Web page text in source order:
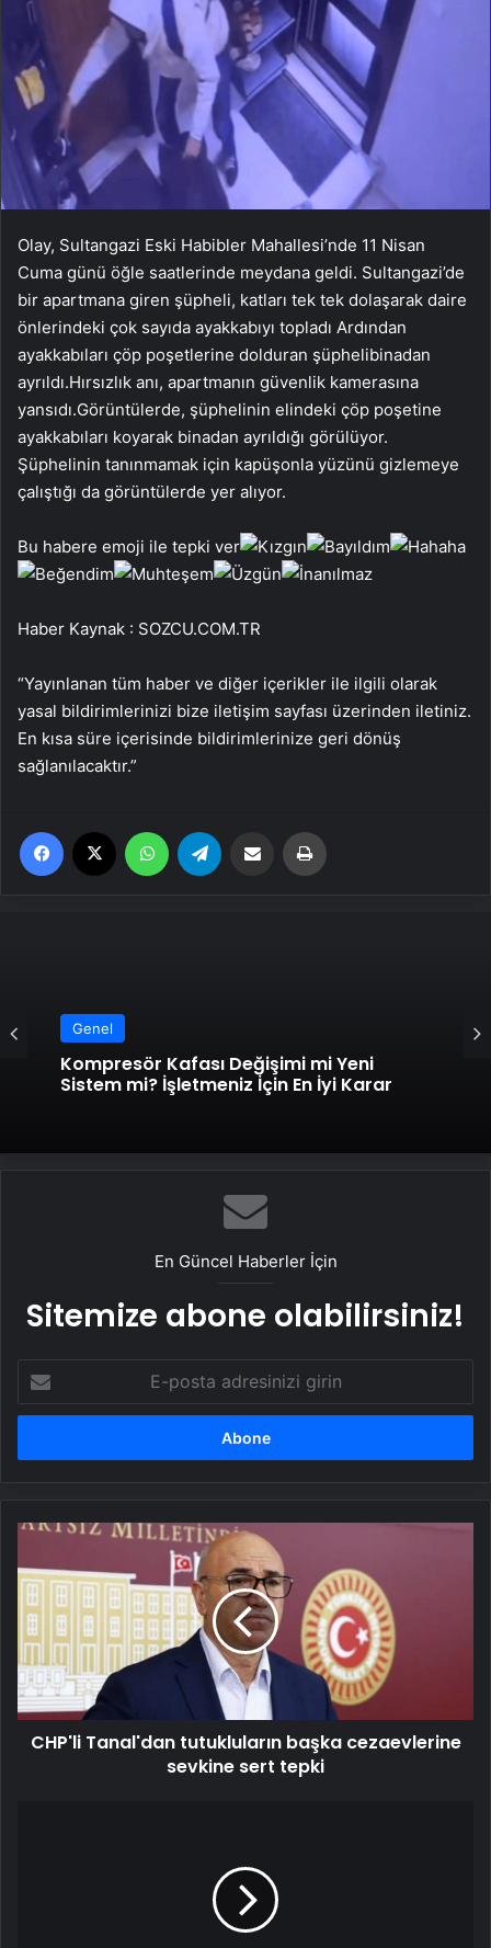
Olay, Sultangazi Eski Habibler Mahallesi’nde 11 Nisan
Cuma günü öğle saatlerinde meydana geldi. Sultangazi’de
bir apartmana giren şüpheli, katları tek tek dolaşarak daire
önlerindeki çok sayıda ayakkabıyı topladı Ardından
ayakkabıları çöp poşetlerine dolduran şüphelibinadan
ayrıldı.Hırsızlık anı, apartmanın güvenlik kamerasına
yansıdı.Görüntülerde, şüphelinin elindeki çöp poşetine
ayakkabıları koyarak binadan ayrıldığı görülüyor.
Şüphelinin tanınmamak için kapüşonla yüzünü gizlemeye
çalıştığı da görüntülerde yer alıyor.
Bu habere emoji ile tepki ver
Haber Kaynak : SOZCU.COM.TR
“Yayınlanan tüm haber ve diğer içerikler ile ilgili olarak
yasal bildirimlerinizi bize iletişim sayfası üzerinden iletiniz.
En kısa süre içerisinde bildirimlerinize geri dönüş
sağlanılacaktır.”
Facebook WhatsApp Email'den paylaş
Genel
Kompresör Kafası Değişimi mi Yeni
Sistem mi? İşletmeniz İçin En İyi Karar
En Güncel Haberler İçin
Sitemize abone olabilirsiniz!
posta
adresinizi
CHP'li
tutukluların
başka
cezaevlerine
sevkine
sert
tepki
CHP'li Tanal'dan tutukluların başka cezaevlerine
sevkine sert tepki